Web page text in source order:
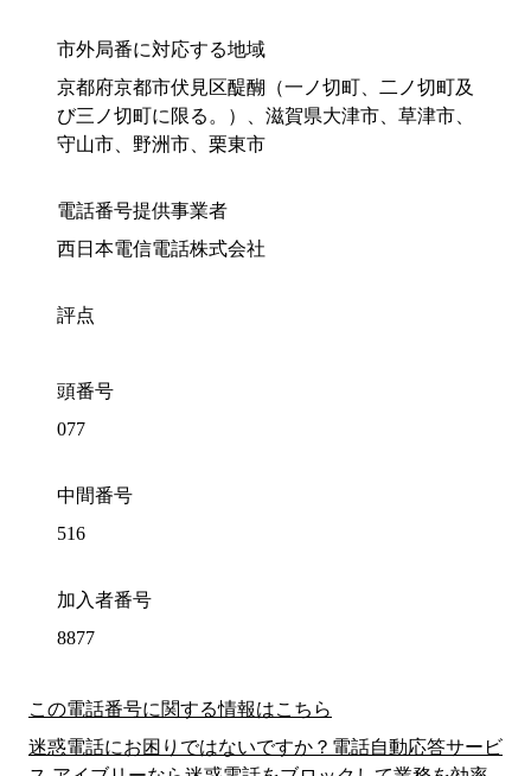
市外局番に対応する地域
京都府京都市伏見区醍醐（一ノ切町、二ノ切町及
び三ノ切町に限る。）、滋賀県大津市、草津市、
守山市、野洲市、栗東市
電話番号提供事業者
西日本電信電話株式会社
評点
頭番号
077
中間番号
516
加入者番号
8877
この電話番号に関する情報はこちら
迷惑電話にお困りではないですか？電話自動応答サービ